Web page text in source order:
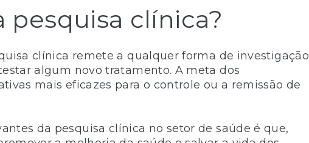
pesquisa clínica?
clínica remete a qualquer forma de investigação
algum novo tratamento. A meta dos
mais eficazes para o controle ou a remissão de
da pesquisa clínica no setor de saúde é que,